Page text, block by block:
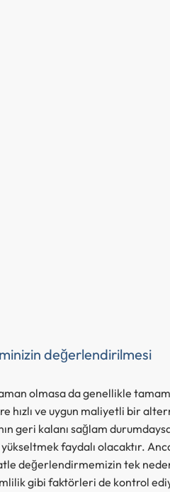
değerlendirilmesi
olmasa da genellikle
hızlı ve uygun maliyetli bir
geri kalanı sağlam
faydalı olacaktır.
değerlendirmemizin tek
gibi faktörleri de kontrol